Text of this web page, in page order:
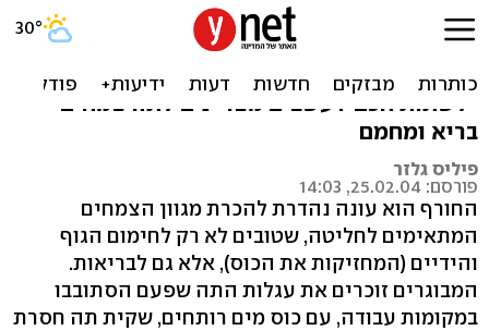
צמחים בתה: מדריך העשבים
אחרי שלמדנו "לאכול חכם", הגיע הזמן גם
"לשתות חכם": עשבים מצויינים לתה צמחים
בריא ומחמם
פיליס גלזר
פורסם: 25.02.04, 14:03
החורף הוא עונה נהדרת להכרת מגוון הצמחים
המתאימים לחליטה, שטובים לא רק לחימום הגוף
והידיים (המחזיקות את הכוס), אלא גם לבריאות.
המבוגרים זוכרים את עגלות התה שפעם הסתובבו
במקומות עבודה, עם כוס מים רותחים, שקית תה חסרת